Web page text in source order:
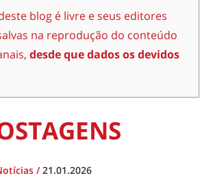
blog é livre e seus editores
na reprodução do conteúdo
desde que dados os devidos
/21.01.2026